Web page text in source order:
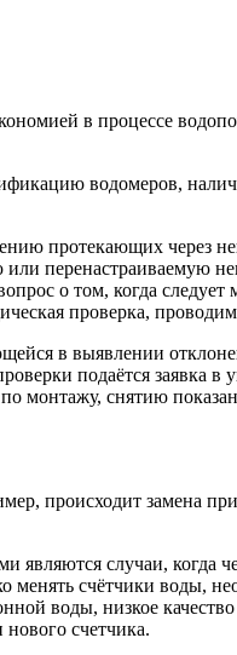
в процессе
водомеров,
протекающих через
перенастраиваемую
о том, когда
проверка,
в выявлении
подаётся заявка
по монтажу, снятию
происходит замена
являются случаи, когда
счётчики воды,
воды, низкое
счетчика.